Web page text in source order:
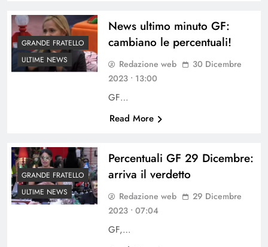
GRANDE FRATELLO
ULTIME NEWS
News ultimo minuto GF:
cambiano le percentuali!
Redazione web
30 Dicembre
2023 • 13:00
GF…
Read More
GRANDE FRATELLO
ULTIME NEWS
Percentuali GF 29 Dicembre:
arriva il verdetto
Redazione web
29 Dicembre
2023 • 07:04
GF,…